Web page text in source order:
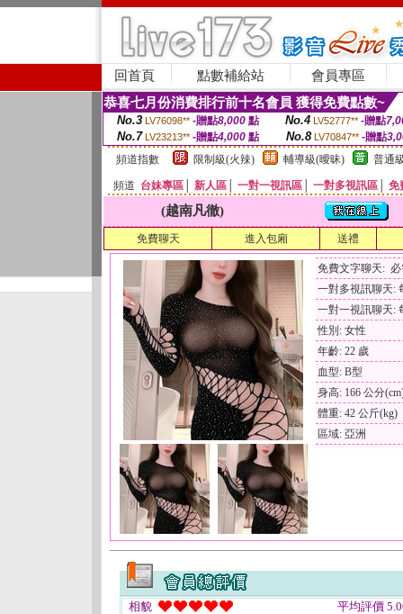
回首頁 點數補給站 會員專區
恭喜七月份消費排行前十名會員 獲得免費點數~
No.3 LV76098** -贈點8,000點 No.4 LV52777** -贈點
No.7 LV23213** -贈點4,000 點 No.8 LV70847** -贈點
頻道指數
限制級(火辣) 輔導級(曖昧) 普通
頻道 台妹專區 新人區 一對一視訊區 一對多視訊區 免
(越南凡徹)
免費聊天 進入包廂 送禮
免費文字聊天:
一對多視訊聊天:
一對一視訊聊天:
性別: 女性
年齡: 22 歲
血型: B型
身高: 166 公分
體重: 42 公斤(kg)
區域: 亞洲
相貌
平均評價